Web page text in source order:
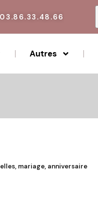
03.86.33.48.66
Autres
mariage, anniversaire